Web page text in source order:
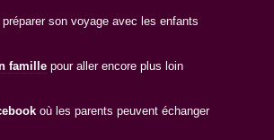
préparer son voyage avec les enfants
famille pour aller encore plus loin
où les parents peuvent échanger